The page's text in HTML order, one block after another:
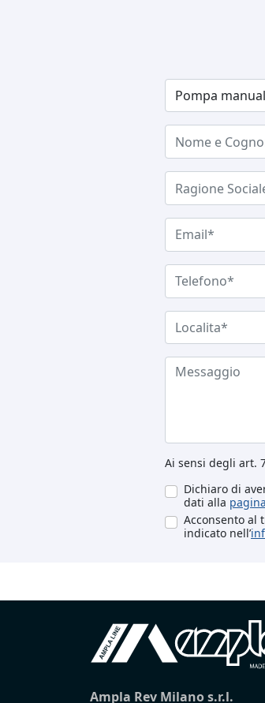
Ai sensi degli art.
Dichiaro di
dati alla
Acconsento al
indicato nell’
Ampla Rev Milano s.r.l.